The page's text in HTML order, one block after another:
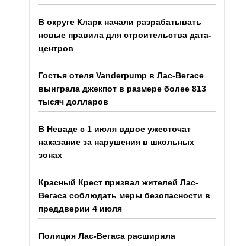
В округе Кларк начали разрабатывать
новые правила для строительства дата-
центров
Гостья отеля Vanderpump в Лас-Вегасе
выиграла джекпот в размере более 813
тысяч долларов
В Неваде с 1 июля вдвое ужесточат
наказание за нарушения в школьных
зонах
Красный Крест призвал жителей Лас-
Вегаса соблюдать меры безопасности в
преддверии 4 июля
Полиция Лас-Вегаса расширила